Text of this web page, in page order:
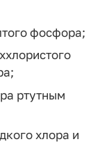
фосфора;
ртутным
хлора и